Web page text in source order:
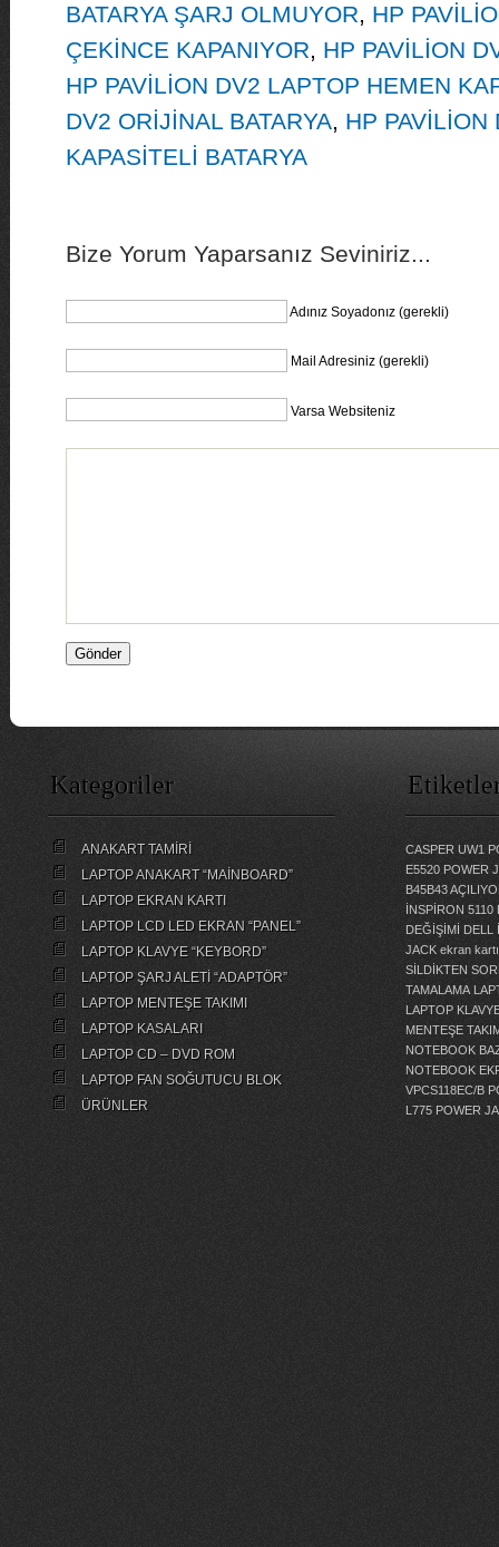
BATARYA ŞARJ OLMUYOR, HP
ÇEKİNCE KAPANIYOR, HP PAVİLİON
HP PAVİLİON DV2 LAPTOP HEMEN
DV2 ORİJİNAL BATARYA, HP PAVİLİON
KAPASİTELİ BATARYA
Bize Yorum Yaparsanız Seviniriz...
Adınız Soyadonız (gerekli)
Mail Adresiniz (gerekli)
Varsa Websiteniz
Kategoriler
ANAKART TAMİRİ
LAPTOP ANAKART “MAİNBOARD”
LAPTOP EKRAN KARTI
LAPTOP LCD LED EKRAN “PANEL”
LAPTOP KLAVYE “KEYBORD”
LAPTOP ŞARJ ALETİ “ADAPTÖR”
LAPTOP MENTEŞE TAKIMI
LAPTOP KASALARI
LAPTOP CD – DVD ROM
LAPTOP FAN SOĞUTUCU BLOK
ÜRÜNLER
CASPER UW1
E5520 POWER
B45B43
İNSPİRON
DEĞİŞİMİ
DELL
JACK ekran
SİLDİKTEN
TAMALAMA
LAPTOP
MENTEŞE
NOTEBOOK
NOTEBOOK
VPCS118EC/B
L775 POWER